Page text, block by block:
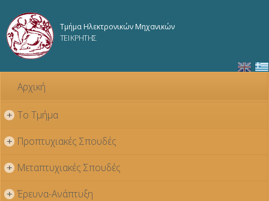
κυρίως
Τμήμα Ηλεκτρονικών Μηχανικών
ΤΕΙ ΚΡΗΤΗΣ
Αρχική
+ Το Τμήμα
+ Προπτυχιακές Σπουδές
+ Μεταπτυχιακές Σπουδές
+ Έρευνα-Ανάπτυξη